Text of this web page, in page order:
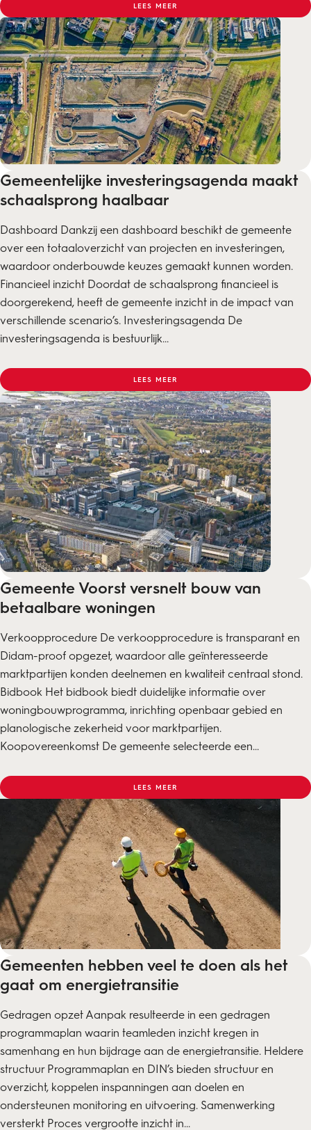
LEES MEER
Gemeentelijke investeringsagenda maakt
schaalsprong haalbaar
Dashboard Dankzij een dashboard beschikt de gemeente
over een totaaloverzicht van projecten en investeringen,
waardoor onderbouwde keuzes gemaakt kunnen worden.
Financieel inzicht Doordat de schaalsprong financieel is
doorgerekend, heeft de gemeente inzicht in de impact van
verschillende scenario’s. Investeringsagenda De
investeringsagenda is bestuurlijk...
LEES MEER
Gemeente Voorst versnelt bouw van
betaalbare woningen
Verkoopprocedure De verkoopprocedure is transparant en
Didam-proof opgezet, waardoor alle geïnteresseerde
marktpartijen konden deelnemen en kwaliteit centraal stond.
Bidbook Het bidbook biedt duidelijke informatie over
woningbouwprogramma, inrichting openbaar gebied en
planologische zekerheid voor marktpartijen.
Koopovereenkomst De gemeente selecteerde een...
LEES MEER
Gemeenten hebben veel te doen als het
gaat om energietransitie
Gedragen opzet Aanpak resulteerde in een gedragen
programmaplan waarin teamleden inzicht kregen in
samenhang en hun bijdrage aan de energietransitie. Heldere
structuur Programmaplan en DIN’s bieden structuur en
overzicht, koppelen inspanningen aan doelen en
ondersteunen monitoring en uitvoering. Samenwerking
versterkt Proces vergrootte inzicht in...